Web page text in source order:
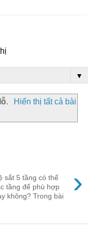
▼
.
Hiển thị tất cả bài
›
sắt 5 tầng có thể
tầng để phù hợp
không? Trong bài